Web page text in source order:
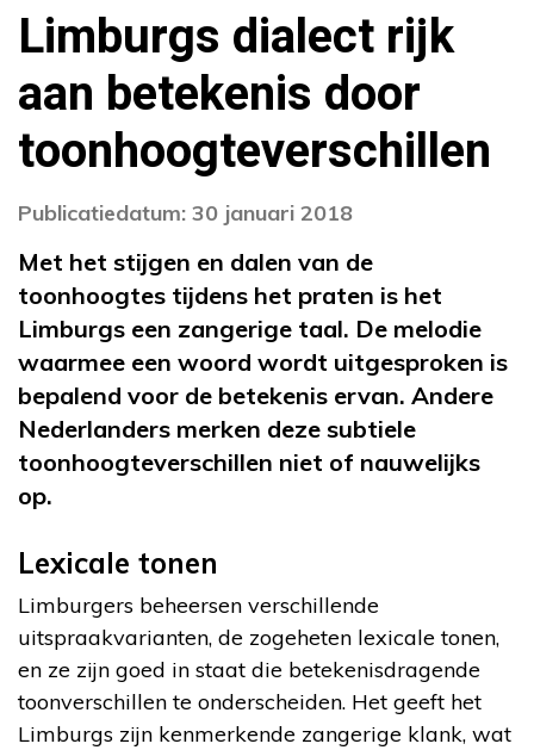
Limburgs dialect rijk
aan betekenis door
toonhoogteverschillen
Publicatiedatum: 30 januari 2018
Met het stijgen en dalen van de
toonhoogtes tijdens het praten is het
Limburgs een zangerige taal. De melodie
waarmee een woord wordt uitgesproken is
bepalend voor de betekenis ervan. Andere
Nederlanders merken deze subtiele
toonhoogteverschillen niet of nauwelijks
op.
Lexicale tonen
Limburgers beheersen verschillende
uitspraakvarianten, de zogeheten lexicale tonen,
en ze zijn goed in staat die betekenisdragende
toonverschillen te onderscheiden. Het geeft het
Limburgs zijn kenmerkende zangerige klank, wat